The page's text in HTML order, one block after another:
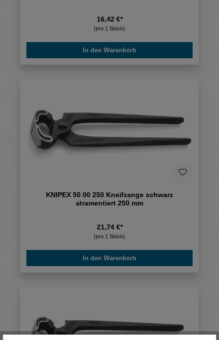
16,42 €*
(pro 1 Stück)
In den Warenkorb
KNIPEX 50 00 250 Kneifzange schwarz
atramentiert 250 mm
21,74 €*
(pro 1 Stück)
In den Warenkorb